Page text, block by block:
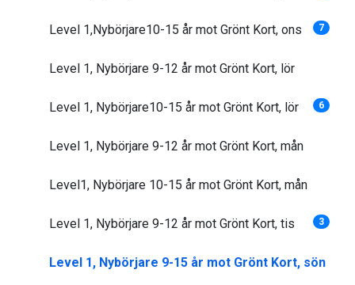
Level 1,Nybörjare10-15 år mot Grönt Kort, ons 7
Level 1, Nybörjare 9-12 år mot Grönt Kort, lör
Level 1, Nybörjare10-15 år mot Grönt Kort, lör 6
Level 1, Nybörjare 9-12 år mot Grönt Kort, mån
Level1, Nybörjare 10-15 år mot Grönt Kort, mån
Level 1, Nybörjare 9-12 år mot Grönt Kort, tis 3
Level 1, Nybörjare 9-15 år mot Grönt Kort, sön